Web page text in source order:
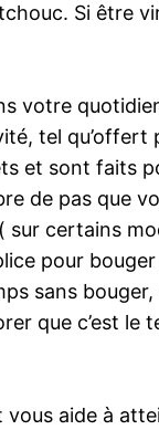
Si être
votre
tel
et sont
de pas que
certains
pour
sans
que c’est
aide à